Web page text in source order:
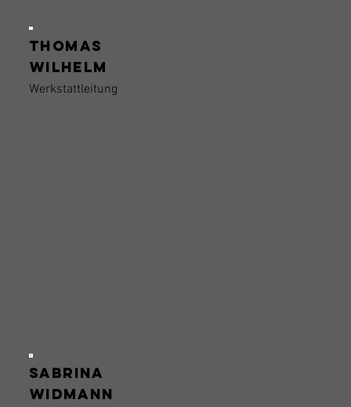
Thomas
Wilhelm
Werkstattleitung
Sabrina
Widmann